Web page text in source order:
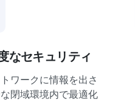
なセキュリティ
ワークに情報を出さ
閉域環境内で最適化